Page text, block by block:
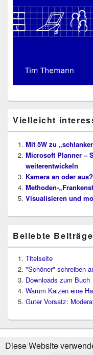
Vielleicht
Mit 5W zu
Microsoft Planner –
weiterentwickeln
Kamera an oder aus?
Methoden-
Visualisieren und
Beliebte
Titelseite
"Schöner" schreiben
Downloads zum Buch
Warum Kaizen eine
Guter Vorsatz:
Diese Website